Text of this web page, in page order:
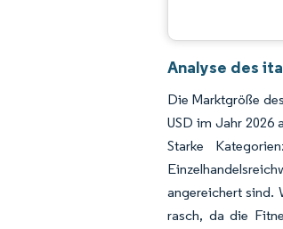
Analyse des
Die Marktgröße
USD im Jahr 2026
Starke
angereichert sind.
rasch, da die